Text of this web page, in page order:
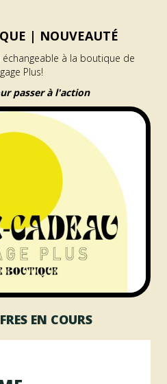
| NOUVEAUTÉ
à la boutique de
Plus!
passer à l'action
EN COURS